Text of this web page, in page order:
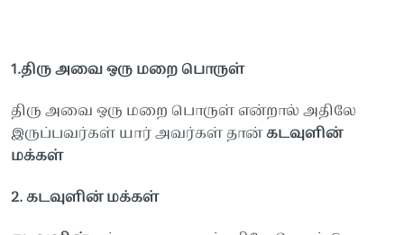
1.திருஅவைஒரு மறை பொருள்
திருஅவைஒரு மறை பொருள்என்றால்அதிலே
இருப்பவர்கள் யார்அவர்கள்தான்கடவுளின்
மக்கள்
2.கடவுளின் மக்கள்